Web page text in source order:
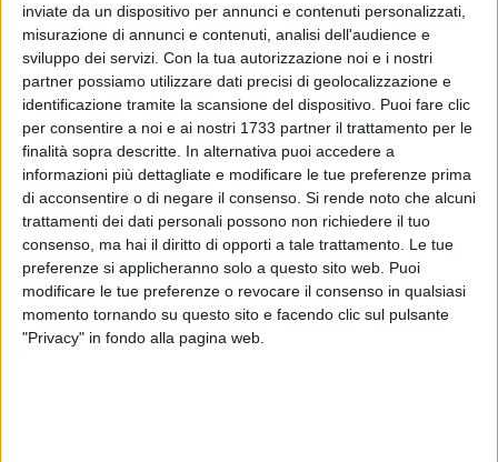
inviate da un dispositivo per annunci e contenuti personalizzati,
misurazione di annunci e contenuti, analisi dell'audience e
sviluppo dei servizi. Con la tua autorizzazione noi e i nostri
partner possiamo utilizzare dati precisi di geolocalizzazione e
identificazione tramite la scansione del dispositivo. Puoi fare clic
per consentire a noi e ai nostri 1733 partner il trattamento per le
finalità sopra descritte. In alternativa puoi accedere a
informazioni più dettagliate e modificare le tue preferenze prima
di acconsentire o di negare il consenso. Si rende noto che alcuni
trattamenti dei dati personali possono non richiedere il tuo
consenso, ma hai il diritto di opporti a tale trattamento. Le tue
preferenze si applicheranno solo a questo sito web. Puoi
modificare le tue preferenze o revocare il consenso in qualsiasi
momento tornando su questo sito e facendo clic sul pulsante
"Privacy" in fondo alla pagina web.
ENRICO GORGOGLIONE
Torna ad essere protagonista la scuola, ma questa volta non
per scioperi o manifestazioni. Un vile gesto ha colpito infatti